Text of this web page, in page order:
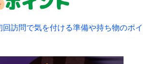
訪問で気を付ける準備や持ち物のポイ